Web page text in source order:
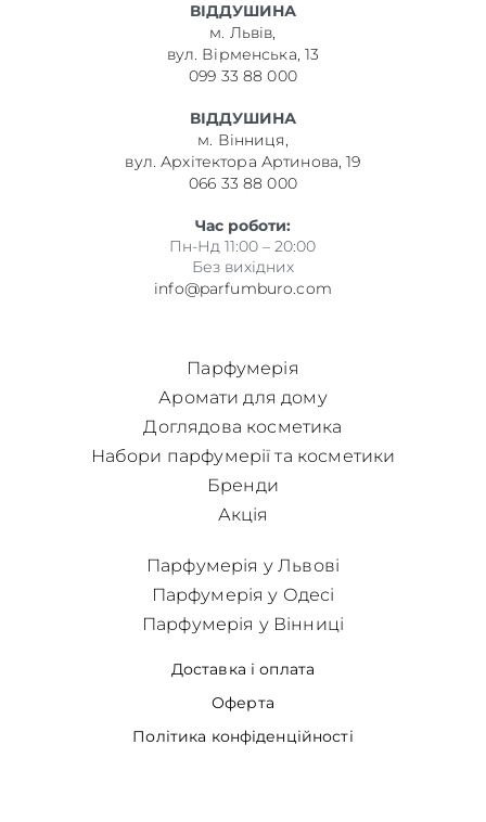
ВІДДУШИНА
м. Львів,
вул. Вірменська, 13
099 33 88 000
ВІДДУШИНА
м. Вінниця,
вул. Архітектора Артинова, 19
066 33 88 000
Час роботи:
Пн-Нд 11:00 – 20:00
Без вихідних
info@parfumburo.com
Парфумерія
Аромати для дому
Доглядова косметика
Набори парфумерії та косметики
Бренди
Акція
Доставка і оплата
Оферта
Політика конфіденційності
Парфумерія у Львові
Парфумерія у Одесі
Парфумерія у Вінниці